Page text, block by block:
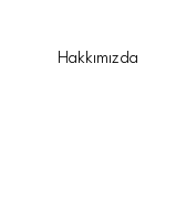
Hakkımızda